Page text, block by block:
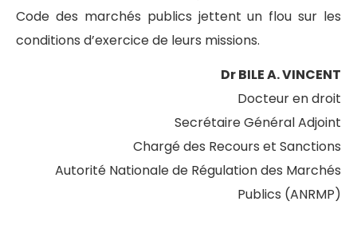
Code des marchés publics jettent un flou sur les
conditions d’exercice de leurs missions.
Dr BILE A. VINCENT
Docteur en droit
Secrétaire Général Adjoint
Chargé des Recours et Sanctions
Autorité Nationale de Régulation des Marchés
Publics (ANRMP)